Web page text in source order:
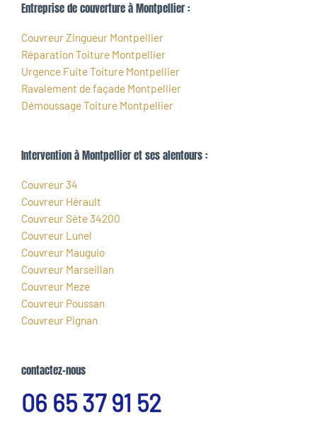
Entreprise de couverture à Montpellier :
Couvreur Zingueur Montpellier
Réparation Toiture Montpellier
Urgence Fuite Toiture Montpellier
Ravalement de façade Montpellier
Démoussage Toiture Montpellier
Intervention à Montpellier et ses alentours :
Couvreur 34
Couvreur Hérault
Couvreur Sète 34200
Couvreur Lunel
Couvreur Mauguio
Couvreur Marseillan
Couvreur Meze
Couvreur Poussan
Couvreur Pignan
contactez-nous
06 65 37 91 52